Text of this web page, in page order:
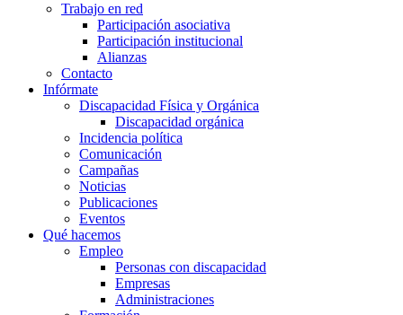
Trabajo en red
Participación asociativa
Participación institucional
Alianzas
Contacto
Infórmate
Discapacidad Física y Orgánica
Discapacidad orgánica
Incidencia política
Comunicación
Campañas
Noticias
Publicaciones
Eventos
Qué hacemos
Empleo
Personas con discapacidad
Empresas
Administraciones